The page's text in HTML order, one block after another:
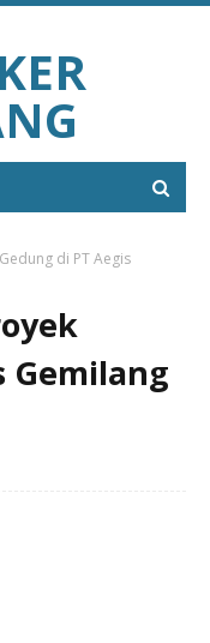
di PT Aegis
Gemilang